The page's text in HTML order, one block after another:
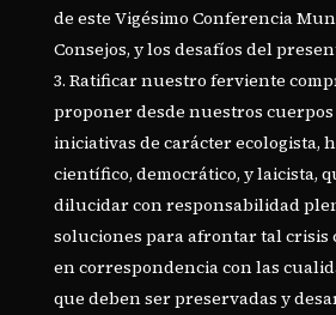
de este Vigésimo Conferencia
Consejos, y los desafíos del
Ratificar nuestro ferviente
proponer desde nuestros cuerpos
iniciativas de carácter ecologista,
científico, democrático, y laicista,
dilucidar con responsabilidad
soluciones para afrontar tal crisis
en correspondencia con las
que deben ser preservadas y